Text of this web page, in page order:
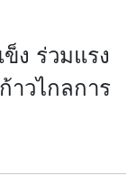
ร่วมแรง
วไกลการ